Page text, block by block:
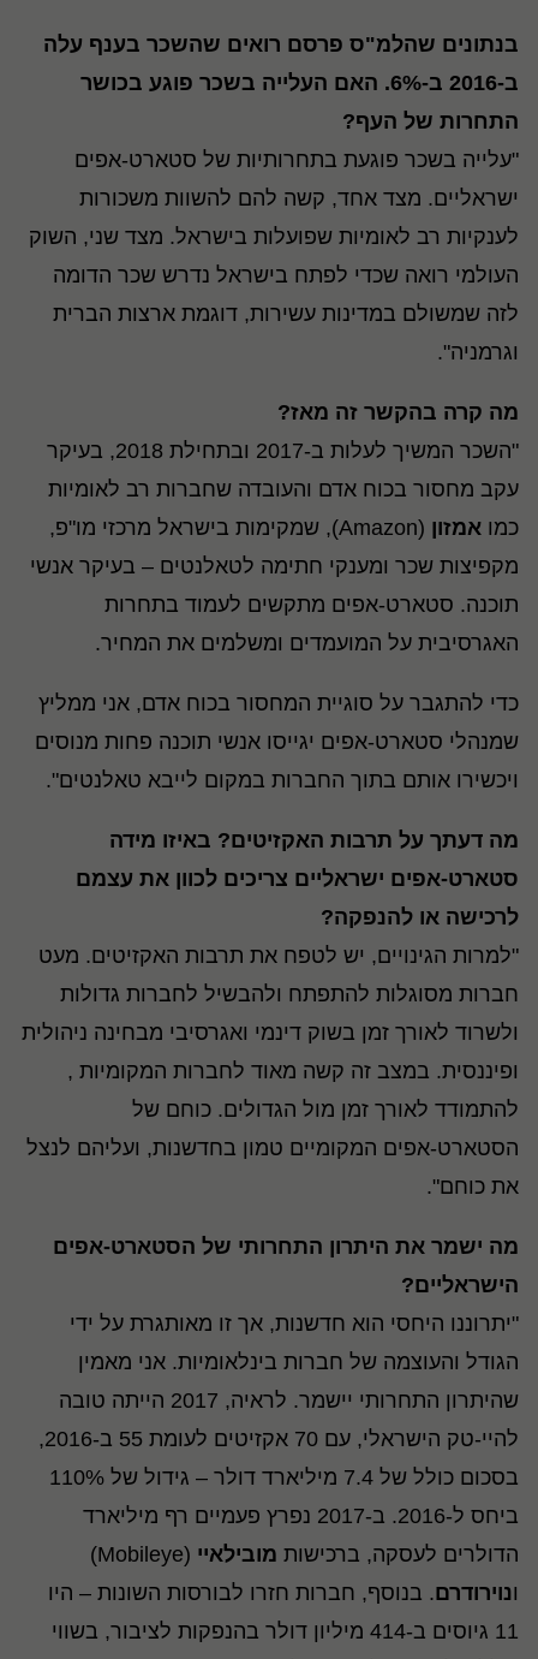
בנתונים שהלמ"ס פרסם רואים שהשכר בענף עלה
ב-2016 ב-6%. האם העלייה בשכר פוגע בכושר
התחרות של העף?
"עלייה בשכר פוגעת בתחרותיות של סטארט-אפים
ישראליים. מצד אחד, קשה להם להשוות משכורות
לענקיות רב לאומיות שפועלות בישראל. מצד שני, השוק
העולמי רואה שכדי לפתח בישראל נדרש שכר הדומה
לזה שמשולם במדינות עשירות, דוגמת ארצות הברית
וגרמניה".
מה קרה בהקשר זה מאז?
"השכר המשיך לעלות ב-2017 ובתחילת 2018, בעיקר
עקב מחסור בכוח אדם והעובדה שחברות רב לאומיות
כמו אמזון
(Amazon), שמקימות בישראל מרכזי מו"פ,
מקפיצות שכר ומענקי חתימה לטאלנטים – בעיקר אנשי
תוכנה. סטארט-אפים מתקשים לעמוד בתחרות
האגרסיבית על המועמדים ומשלמים את המחיר.
כדי להתגבר על סוגיית המחסור בכוח אדם, אני ממליץ
שמנהלי סטארט-אפים יגייסו אנשי תוכנה פחות מנוסים
ויכשירו אותם בתוך החברות במקום לייבא טאלנטים".
מה דעתך על תרבות האקזיטים? באיזו מידה
סטארט-אפים ישראליים צריכים לכוון את עצמם
לרכישה או להנפקה?
"למרות הגינויים, יש לטפח את תרבות האקזיטים. מעט
חברות מסוגלות להתפתח ולהבשיל לחברות גדולות
ולשרוד לאורך זמן בשוק דינמי ואגרסיבי מבחינה ניהולית
ופיננסית. במצב זה קשה מאוד לחברות המקומיות ,
להתמודד לאורך זמן מול הגדולים. כוחם של
הסטארט-אפים המקומיים טמון בחדשנות, ועליהם לנצל
את כוחם".
מה ישמר את היתרון התחרותי של הסטארט-אפים
הישראליים?
"יתרוננו היחסי הוא חדשנות, אך זו מאותגרת על ידי
הגודל והעוצמה של חברות בינלאומיות. אני מאמין
שהיתרון התחרותי יישמר. לראיה, 2017 הייתה טובה
להיי-טק הישראלי, עם 70 אקזיטים לעומת 55 ב-2016,
בסכום כולל של 7.4 מיליארד דולר – גידול של 110%
ביחס ל-2016. ב-2017 נפרץ פעמיים רף מיליארד
הדולרים לעסקה, ברכישות מובילאיי
(Mobileye)
ונוירודרם. בנוסף, חברות חזרו לבורסות השונות – היו
11 גיוסים ב-414 מיליון דולר בהנפקות לציבור, בשווי